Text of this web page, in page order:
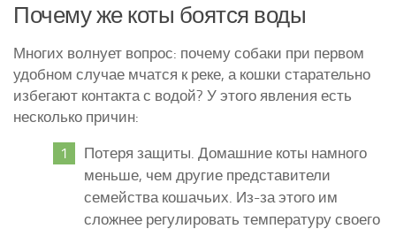
Почему же коты боятся воды
Многих волнует вопрос: почему собаки при первом
удобном случае мчатся к реке, а кошки старательно
избегают контакта с водой? У этого явления есть
несколько причин:
Потеря защиты. Домашние коты намного
меньше, чем другие представители
семейства кошачьих. Из-за этого им
сложнее регулировать температуру своего